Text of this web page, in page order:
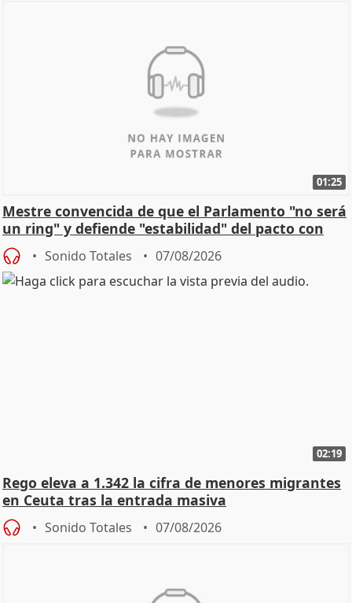
01:25
Mestre convencida de que el Parlamento "no será
un ring" y defiende "estabilidad" del pacto con
Vox
Sonido Totales 07/08/2026
02:19
Rego eleva a 1.342 la cifra de menores migrantes
en Ceuta tras la entrada masiva
Sonido Totales 07/08/2026